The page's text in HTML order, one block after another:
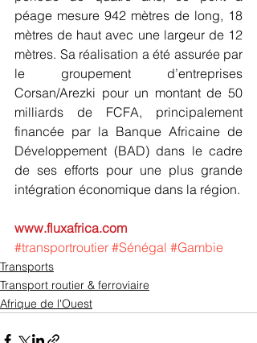
péage mesure 942 mètres de long, 18
mètres de haut avec une largeur de 12
mètres. Sa réalisation a été assurée par
le groupement d’entreprises
Corsan/Arezki pour un montant de 50
milliards de FCFA, principalement
financée par la Banque Africaine de
Développement (BAD) dans le cadre
de ses efforts pour une plus grande
intégration économique dans la région.
www.fluxafrica.com
#transportroutier #Sénégal #Gambie
Transports
Transport routier & ferroviaire
Afrique de l'Ouest